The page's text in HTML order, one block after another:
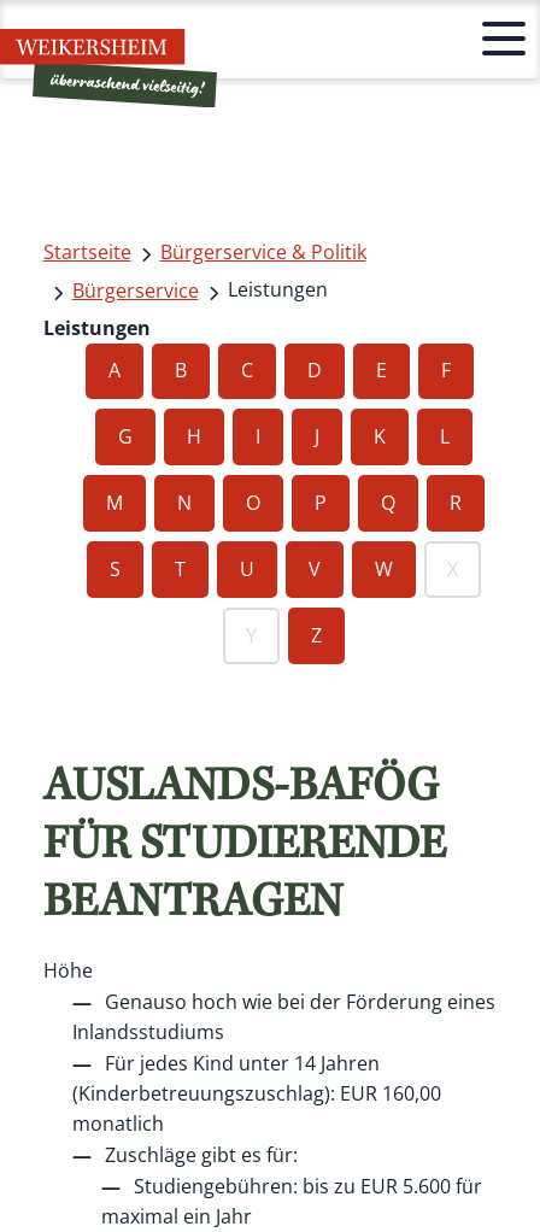
Startseite
Bürgerservice & Politik
Bürgerservice
Leistungen
Leistungen
A
B C D E F
G H I J K L
M N O P Q R
S T U V W X
Y Z
AUSLANDS-BAFÖG
FÜR STUDIERENDE
BEANTRAGEN
Höhe
Genauso hoch wie bei der Förderung eines
Inlandsstudiums
Für jedes Kind unter 14 Jahren
(Kinderbetreuungszuschlag): EUR 160,00
monatlich
Zuschläge gibt es für:
Studiengebühren: bis zu EUR 5.600 für
maximal ein Jahr